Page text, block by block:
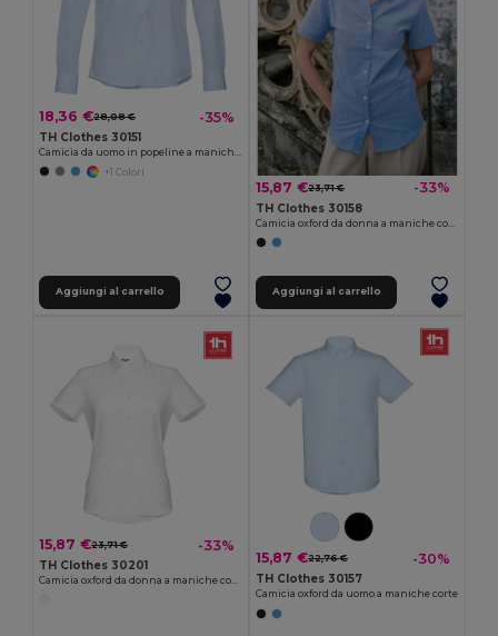
18,36 €28,08 € -35%
TH Clothes 30151
Camicia da uomo in popeline a maniche lunghe
+1 Colori
Aggiungi al carrello
15,87 €23,71 € -33%
TH Clothes 30158
Aggiungi al carrello
15,87 €23,71 € -33%
TH Clothes 30201
Camicia oxford da donna a maniche corte. Colore bianco
15,87 €22,76 € -30%
TH Clothes 30157
Camicia oxford da uomo a maniche corte